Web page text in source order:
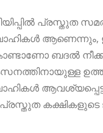
പ്രസ്തുത
ബദൽ
പ്രസ്തുത